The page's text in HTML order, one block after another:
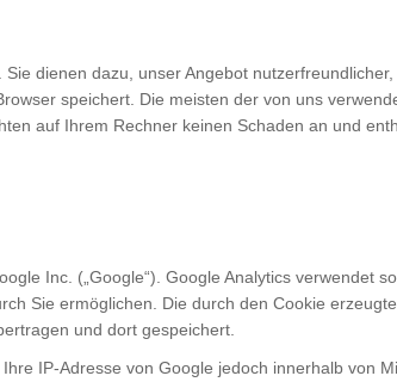
dienen dazu, unser Angebot
speichert. Die meisten der von uns
auf Ihrem Rechner keinen Schaden an und
Inc. („Google“). Google Analytics verwendet
Sie ermöglichen. Die durch den Cookie
und dort gespeichert.
IP-Adresse von Google jedoch innerhalb von